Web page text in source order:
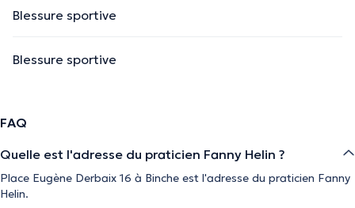
Blessure sportive
Blessure sportive
FAQ
Quelle est l'adresse du praticien Fanny Helin ?
Place Eugène Derbaix 16 à Binche est l'adresse du praticien Fanny
Helin.